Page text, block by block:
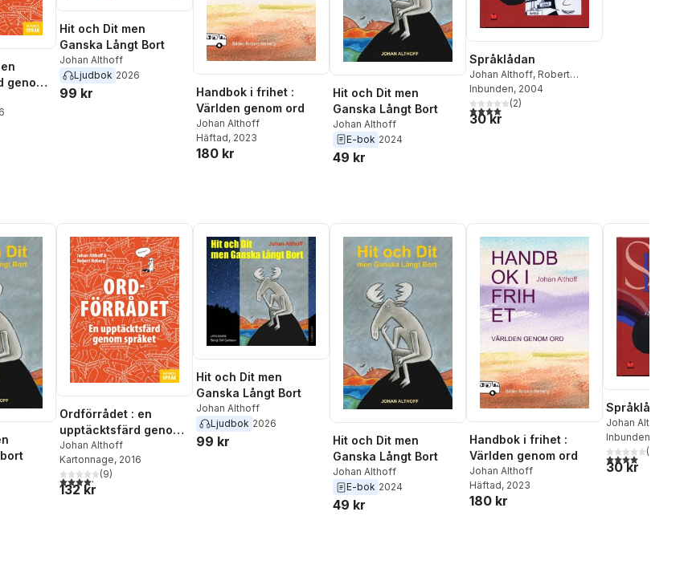
genom
Totalt antal röster:
Hit och Dit men
Ganska Långt Bort
Johan Althoff
Ljudbok 2026
99 kr
Handbok i frihet :
Världen genom ord
Johan Althoff
Häftad, 2023
180 kr
Hit och Dit men
Ganska Långt Bort
Johan Althoff
E-bok 2024
49 kr
Språklådan
Johan Althoff, Robert
Nyberg
Inbunden, 2004
4,0utav 5 stjärnor. Totalt antal röster:
(2)
30 kr
Ordförrådet : en
upptäcktsfärd genom
språket
Johan Althoff
Kartonnage, 2016
4,2utav 5 stjärnor. Totalt antal röster:
(9)
132 kr
Hit och Dit men
Ganska Långt Bort
Johan Althoff
Ljudbok 2026
99 kr
Hit och Dit men
Ganska Långt Bort
Johan Althoff
E-bok 2024
49 kr
Handbok i frihet :
Världen genom ord
Johan Althoff
Häftad, 2023
180 kr
Språklådan
Johan Althoff
Nyberg
Inbunden
4,0utav 5(
30 kr